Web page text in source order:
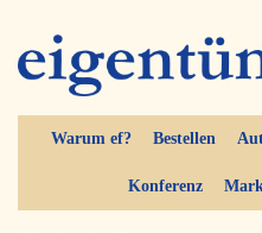
Warum ef? Bestellen
Konferenz